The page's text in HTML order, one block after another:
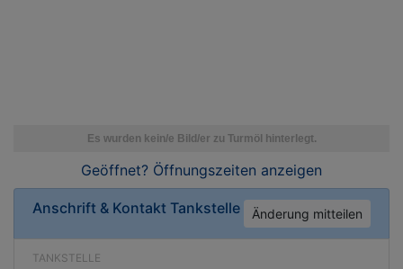
Geöffnet? Öffnungszeiten anzeigen
Anschrift & Kontakt Tankstelle Änderung mitteilen
TANKSTELLE